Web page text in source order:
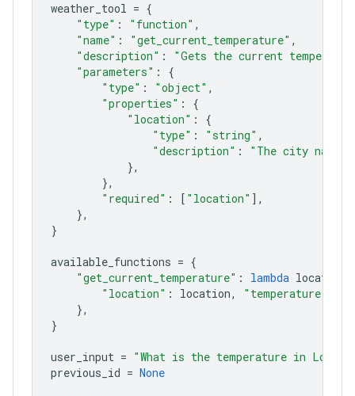
weather_tool = {
"type" : "function" ,
"name" : "get_current_temperature" ,
"description" :
"Gets the current
"parameters" :
{
"type" : "object" ,
"properties" :
{
"location" :
{
"type" : "string" ,
"description" :
"The city name,
},
},
"required" : [ "location" ],
},
}
available_functions = {
"get_current_temperature" : lambda location
"location" : location, "temperature"
},
}
user_input = "What is the temperature in
previous_id = None